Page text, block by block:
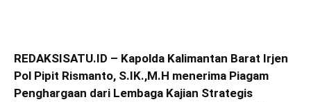
REDAKSISATU.ID – Kapolda Kalimantan Barat Irjen
Pol Pipit Rismanto, S.IK.,M.H menerima Piagam
Penghargaan dari Lembaga Kajian Strategis